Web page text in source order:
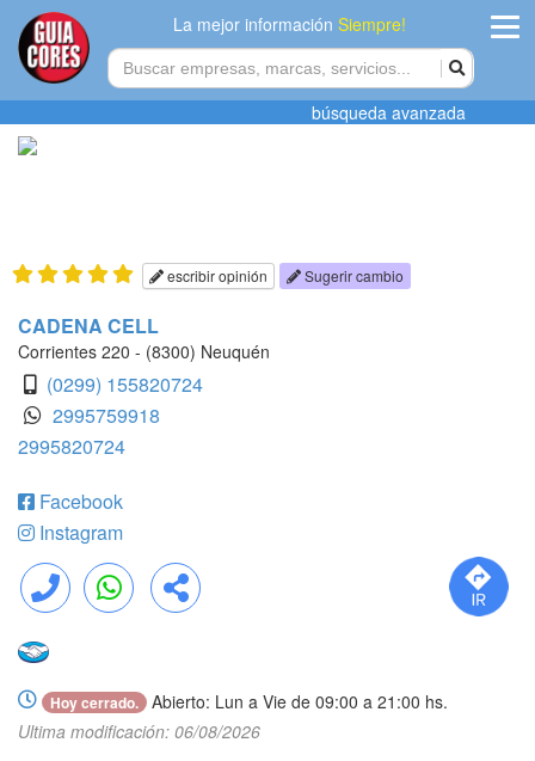
La mejor informaciónSiempre!
Agregar
búsqueda avanzada
escribir opinión Sugerir cambio
CADENA CELL
Corrientes 220 - (8300) Neuquén
(0299) 155820724
2995759918
2995820724
Facebook
Instagram
Llamar WhatsApp Compartir
Hoy cerrado.
Abierto: Lun a Vie de 09:00 a 21:00 hs.
Ultima modificación: 06/08/2026